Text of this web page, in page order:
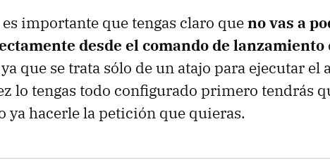
importante que tengas claro queno vas a
desde el comando de lanzamiento
que se trata sólo de un atajo para ejecutar el
lo tengas todo configurado primero tendrás
ya hacerle la petición que quieras.